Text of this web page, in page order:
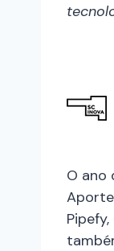
O ano